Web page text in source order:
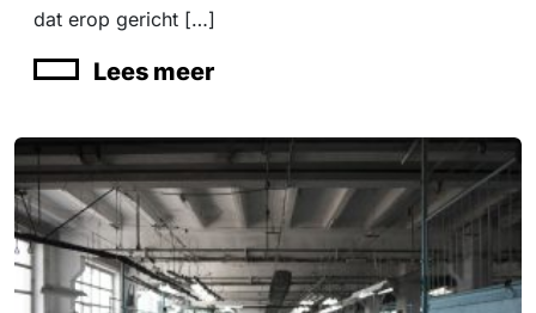
dat erop gericht […]
Lees meer